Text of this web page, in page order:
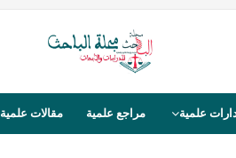
علمية مراجع علمية مقالات علمية